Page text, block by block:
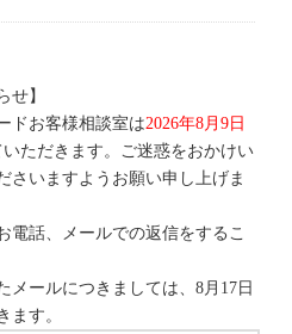
せ】
ドお客様相談室は2026年8月9日
いただきます。ご迷惑をおかけい
さいますようお願い申し上げま
電話、メールでの返信をするこ
メールにつきましては、8月17日
ます。